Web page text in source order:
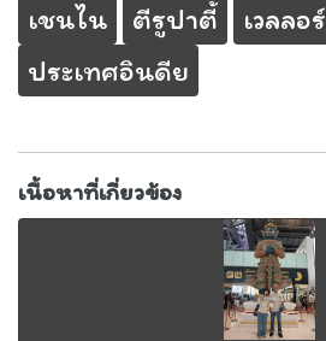
เชนไน
ตีรูปาตี้
เวลลอร์
ประเทศอินดีย
เนื้อหาที่เกี่ยวข้อง